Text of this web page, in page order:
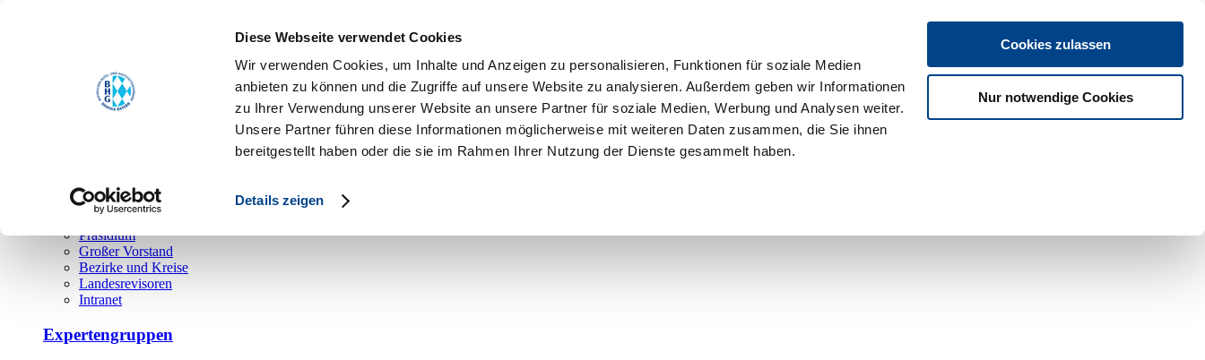
Diese Webseite verwendet Cookies
Wir verwenden Cookies, um Inhalte und Anzeigen zu personalisieren, Funktionen für soziale Medien
anbieten zu können und die Zugriffe auf unsere Website zu analysieren. Außerdem geben wir Informationen
zu Ihrer Verwendung unserer Website an unsere Partner für soziale Medien, Werbung und Analysen weiter.
Unsere Partner führen diese Informationen möglicherweise mit weiteren Daten zusammen, die Sie ihnen
bereitgestellt haben oder die sie im Rahmen Ihrer Nutzung der Dienste gesammelt haben.
Details zeigen
Cookies zulassen
Nur notwendige Cookies
Hauptamt
Bezirks- und Regionalgeschäftsstellen
Ehrenamt
Präsidium
Großer Vorstand
Bezirke und Kreise
Landesrevisoren
Intranet
Expertengruppen